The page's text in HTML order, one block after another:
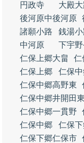
円政寺
大殿
後河原中後河原
諸願小路
銭湯
中河原
下宇
仁保上郷大畠
仁
仁保上郷
仁保
仁保中郷高野東
仁保中郷井開田東
仁保中郷一貫野
仁保中郷
仁保
仁保下郷仁保市